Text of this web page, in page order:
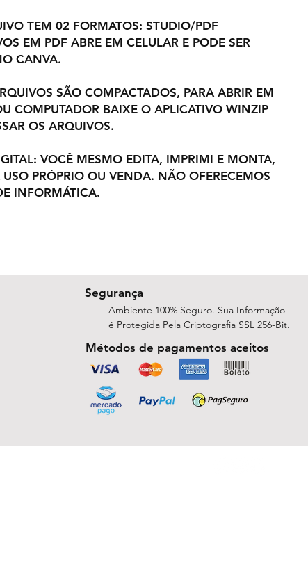
TEM 02 FORMATOS: STUDIO/PDF
EM PDF ABRE EM CELULAR E PODE SER
CANVA.
SÃO COMPACTADOS, PARA ABRIR EM
COMPUTADOR BAIXE O APLICATIVO WINZIP
OS ARQUIVOS.
VOCÊ MESMO EDITA, IMPRIMI E MONTA,
USO PRÓPRIO OU VENDA. NÃO OFERECEMOS
INFORMÁTICA.
Segurança
Ambiente 100% Seguro. Sua Informação
é Protegida Pela Criptografia SSL 256-Bit.
Métodos de pagamentos aceitos